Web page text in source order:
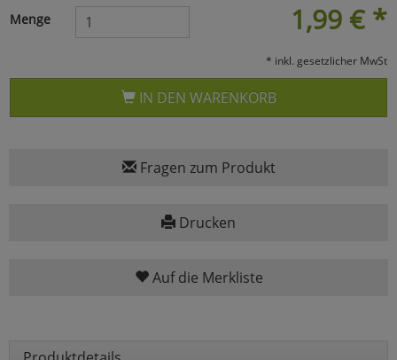
1,99 € *
Menge
* inkl. gesetzlicher MwSt
IN DEN WARENKORB
Fragen zum Produkt
Drucken
Auf die Merkliste
zurück
zu Haupptseite